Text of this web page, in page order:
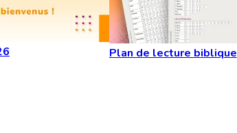
Plan de lecture biblique